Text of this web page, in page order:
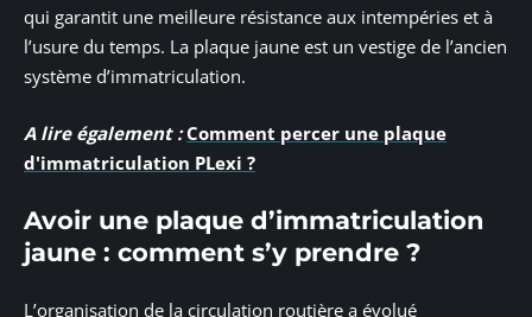
qui garantit une meilleure résistance aux intempéries et à
l’usure du temps. La plaque jaune est un vestige de l’ancien
système d’immatriculation.
A lire également : Comment percer une plaque
d'immatriculation PLexi ?
Avoir une plaque d’immatriculation
jaune : comment s’y prendre ?
L’organisation de la circulation routière a évolué